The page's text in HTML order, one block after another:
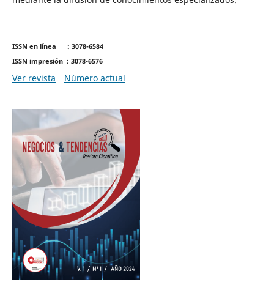
ISSN en línea : 3078-6584
ISSN impresión : 3078-6576
Ver revista Número actual